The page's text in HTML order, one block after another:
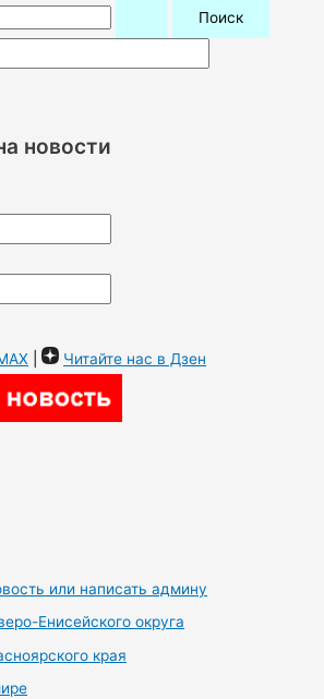
новости
| Читайте нас в Дзен
или написать админу
Енисейского округа
края